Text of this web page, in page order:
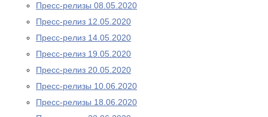
Пресс-релизы 08.05.2020
Пресс-релиз 12.05.2020
Пресс-релиз 14.05.2020
Пресс-релиз 19.05.2020
Пресс-релиз 20.05.2020
Пресс-релизы 10.06.2020
Пресс-релизы 18.06.2020